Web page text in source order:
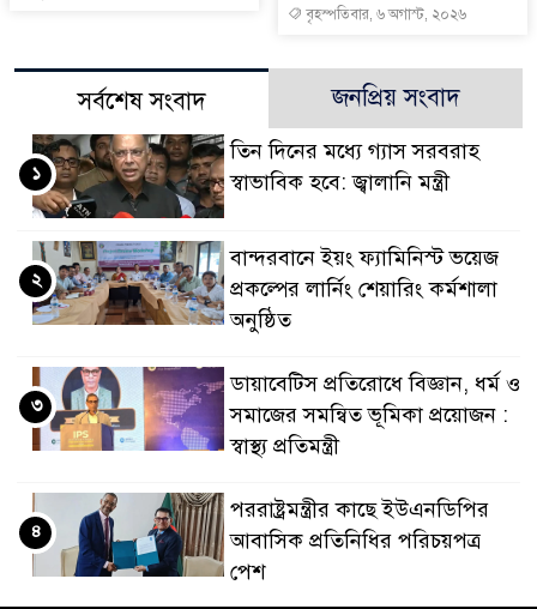
বৃহস্পতিবার, ৬ অগাস্ট, ২০২৬
সর্বশেষ সংবাদ জনপ্রিয় সংবাদ
তিন দিনের মধ্যে গ্যাস সরবরাহ
স্বাভাবিক হবে: জ্বালানি মন্ত্রী
১
বান্দরবানে ইয়ং ফ্যামিনিস্ট ভয়েজ
প্রকল্পের লার্নিং শেয়ারিং কর্মশালা
অনুষ্ঠিত
২
ডায়াবেটিস প্রতিরোধে বিজ্ঞান, ধর্ম ও
সমাজের সমন্বিত ভূমিকা প্রয়োজন :
স্বাস্থ্য প্রতিমন্ত্রী
৩
পররাষ্ট্রমন্ত্রীর কা‌ছে ইউএনডিপির
আবাসিক প্রতিনিধির পরিচয়পত্র
পেশ
৪